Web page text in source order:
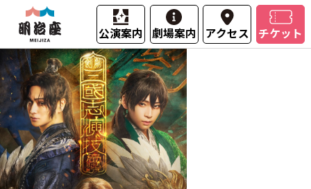
公演案内 劇場案内 アクセス チケット